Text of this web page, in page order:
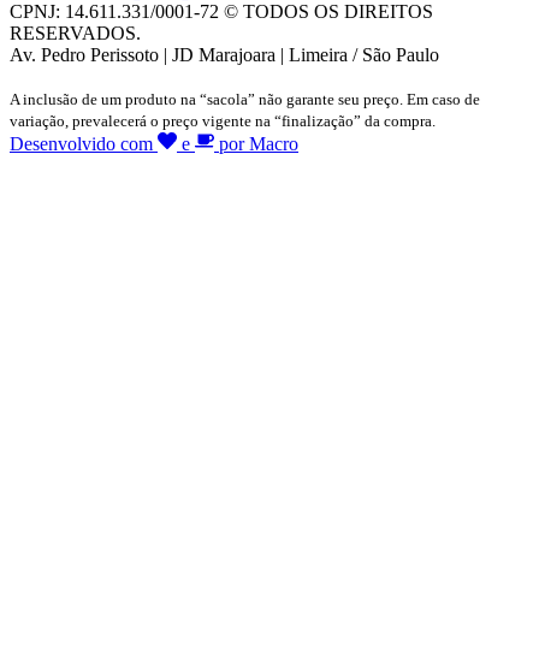
CPNJ: 14.611.331/0001-72 © TODOS OS DIREITOS
RESERVADOS.
Av. Pedro Perissoto | JD Marajoara | Limeira / São Paulo
A inclusão de um produto na “sacola” não garante seu preço. Em caso de
variação, prevalecerá o preço vigente na “finalização” da compra.
Desenvolvido com e por Macro